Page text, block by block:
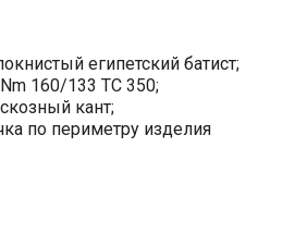
египетский батист;
160/133 TC 350;
кант;
по периметру изделия